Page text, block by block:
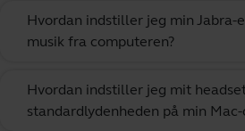
Hvordan indstiller jeg min
musik fra computeren?
Hvordan indstiller jeg mit
standardlydenheden på min